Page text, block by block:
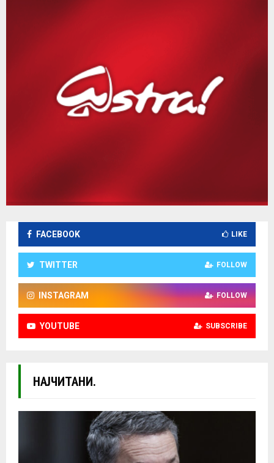
FACEBOOK LIKE
TWITTER FOLLOW
INSTAGRAM FOLLOW
YOUTUBE SUBSCRIBE
НАЈЧИТАНИ.